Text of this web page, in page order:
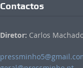
Contactos
Diretor: Carlos